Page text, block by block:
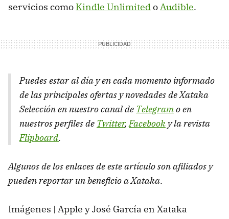
servicios como Kindle UnlimitedoAudible.
Puedes estar al día y en cada momento informado
de las principales ofertas y novedades de Xataka
Selección en nuestro canal de Telegramo en
nuestros perfiles de Twitter,Facebook y la revista
Flipboard.
Algunos de los enlaces de este artículo son afiliados y
pueden reportar un beneficio a Xataka.
Imágenes | Apple y José García en Xataka